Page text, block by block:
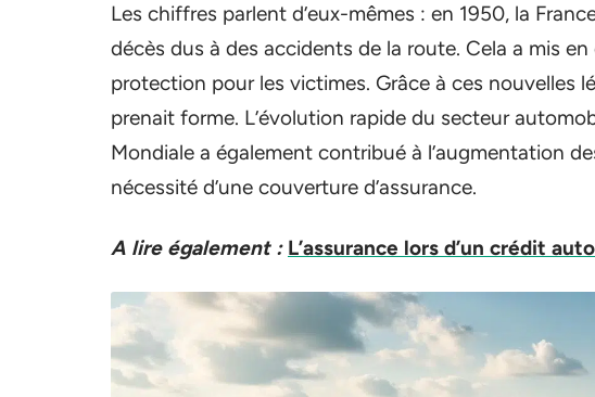
Les chiffres parlent d’eux-mêmes : en 1950, la
décès dus à des accidents de la route. Cela a mis en
protection pour les victimes. Grâce à ces nouvelles
prenait forme. L’évolution rapide du secteur
Mondiale a également contribué à l’augmentation
nécessité d’une couverture d’assurance.
A lire également : L’assurance lors d’un crédit